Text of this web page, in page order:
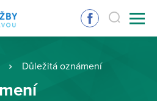
Důležitá oznámení